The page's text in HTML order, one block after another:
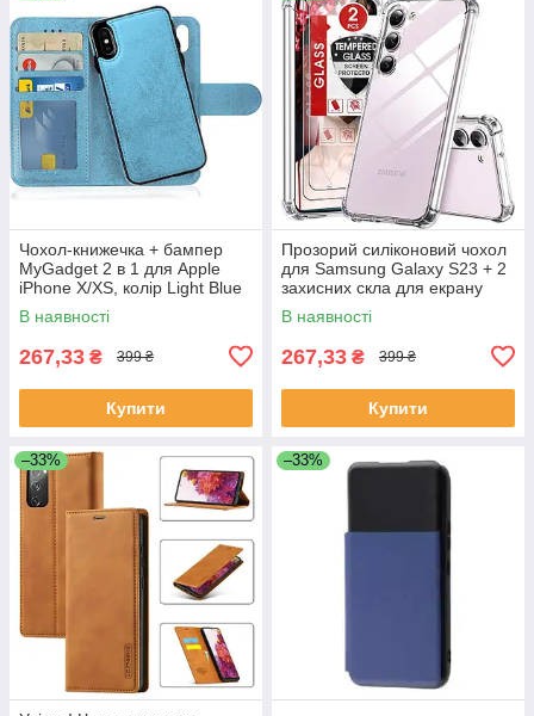
Чохол-книжечка + бампер
MyGadget 2 в 1 для Apple
iPhone X/XS, колір Light Blue
В наявності
267,33 ₴ 399 ₴
Купити
Прозорий силіконовий чохол
для Samsung Galaxy S23 + 2
захисних скла для екрану
В наявності
267,33 ₴ 399 ₴
Купити
–33% –33%